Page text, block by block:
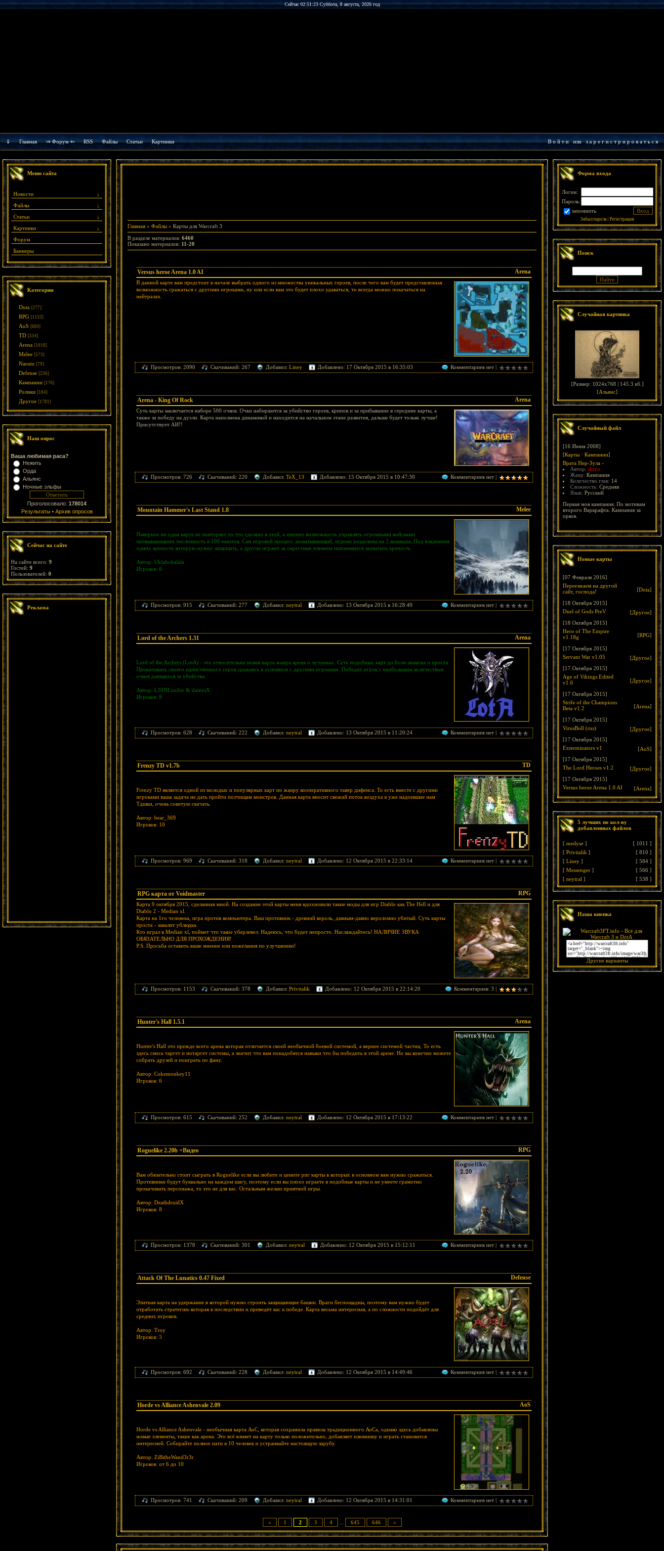
Сейчас 02:51:23 Суббота, 8 августа, 2026 год
⇓ Главная ⇒ Форум ⇐ RSS Файлы Cтатьи Картинки В о й т иилиз а р е г и с т р и р о в а т ь с я
Меню сайта
↓
Новости
↓
Файлы
↓
Статьи
↓
Картинки
Форум
Баннеры
Категории
Dota [277]
RPG [1133]
AoS [669]
TD [334]
Arena [1018]
Melee [573]
Naruto [79]
Defense [236]
Кампании [176]
Ролики [184]
Другое [1781]
Наш опрос
Ваша любимая раса?
Нежить
Орда
Альянс
Ночные эльфы
Проголосовало: 178014
Результаты• Архив опросов
Сейчас на сайте
На сайте всего: 9
Гостей: 9
Пользователей: 0
Реклама
Главная » Файлы » Карты для Warcraft 3
В разделе материалов: 6460
Показано материалов: 11-20
Arena
Versus heroe Arena 1.0 AI
В данной карте вам предстоит в начале выбрать одного из множества уникальных героев, после чего вам будет представленная
возможность сражаться с другими игроками, ну или если вам это будет плохо удаваться, то всегда можно покачаться на
нейтралах.
Просмотров: 2090 Скачиваний: 267 Добавил: Liney Добавлено: 17 Октября 2015 в 16:35:03 Комментариев нет |
Arena
Arena - King Of Rock
Суть карты заключается наборе 500 очков. Очки набираются за убийство героев, крипов и за прибывание в середине карты, а
также за победу на дуэли. Карта наполнена динамикой и находится на начальном этапе развития, дальше будет только лучше!
Присутствует АИ!!
Просмотров: 726 Скачиваний: 220 Добавил: TeX_13 Добавлено: 15 Октября 2015 в 10:47:30 Комментариев нет |
Melee
Mountain Hammer's Last Stand 1.8
Наверное ни одна карта не повторяет то что сделано в этой, а именно возможность управлять огромными войсками
превышающими численность в 100 юнитов. Сам игровой процесс захватывающий, игроки разделены на 2 команды. Под владением
одних крепость которую нужно защищать, а другие играют за окрестные племена пытающиеся захватить крепость.
Автор: Uklabokalala
Игроков: 6
Просмотров: 915 Скачиваний: 277 Добавил: neytral Добавлено: 13 Октября 2015 в 16:28:49 Комментариев нет |
Arena
Lord of the Archers 1.31
Lord of the Archers (LotA) - это относительно новая карта жанра арена о лучниках. Суть подобных карт до боли знакома и проста.
Прокачивать своего единственного героя сражаясь в основном с другими игроками. Победит игрок с наибольшим количеством
очков дающихся за убийства.
Автор: L30NLuzifer & datnesX
Игроков: 9
Просмотров: 628 Скачиваний: 222 Добавил: neytral Добавлено: 13 Октября 2015 в 11:20:24 Комментариев нет |
TD
Frenzy TD v1.7b
Frenzy TD является одной из молодых и популярных карт по жанру кооперативного тавер дифенса. То есть вместе с другими
игроками ваша задача не дать пройти полчищам монстров. Данная карта вносит свежий поток воздуха в уже надоевшие нам
Тдшки, очень советую скачать.
Автор: bear_369
Игроков: 10
Просмотров: 969 Скачиваний: 318 Добавил: neytral Добавлено: 12 Октября 2015 в 22:33:14 Комментариев нет |
RPG
RPG карта от Voidmaster
Карта 9 октября 2015, сделанная мной. На создание этой карты меня вдохновили такие моды для игр Diablo как The Hell и для
Diablo 2 - Median xl.
Карта на 1го человека, игра против компьютера. Ваш противник - древний король, давным-давно вероломно убитый. Суть карты
проста - завалит ублюдка.
Кто играл в Median xl, поймет что такое уберлевел. Надеюсь, что будет непросто. Наслаждайтесь! НАЛИЧИЕ ЗВУКА
ОБЯЗАТЕЛЬНО ДЛЯ ПРОХОЖДЕНИЯ!
P.S. Просьба оставить ваше мнение или пожелания по улучшению!
Просмотров: 1153 Скачиваний: 378 Добавил: Privitalik Добавлено: 12 Октября 2015 в 22:14:20 Комментариев: 3 |
Arena
Hunter's Hall 1.5.1
Hunter's Hall это прежде всего арена которая отличается своей необычной боевой системой, а вернее системой частиц. То есть
здесь смесь таргет и нотаргет системы, а значит что вам понадобятся навыки что бы победить в этой арене. Но вы конечно можете
собрать друзей и поиграть по фану.
Автор: Cokemonkey11
Игроков: 6
Просмотров: 615 Скачиваний: 252 Добавил: neytral Добавлено: 12 Октября 2015 в 17:13:22 Комментариев нет |
RPG
Roguelike 2.20b +Видео
Вам обязательно стоит сыграть в Roguelike если вы любите и цените рпг карты в которых в основном вам нужно сражаться.
Противники будут буквально на каждом шагу, поэтому если вы плохо играете в подобные карты и не умеете грамотно
прокачивать персонажа, то это не для вас. Остальным желаю приятной игры.
Автор: DeathdruidX
Игроков: 8
Просмотров: 1378 Скачиваний: 301 Добавил: neytral Добавлено: 12 Октября 2015 в 15:12:11 Комментариев нет |
Defense
Attack Of The Lunatics 0.47 Fixed
Элитная карта на удержание в которой нужно строить защищающие башни. Враги беспощадны, поэтому вам нужно будет
отработать стратегию которая в последствии и приведёт вас к победе. Карта весьма интересная, а по сложности подойдёт для
средних игроков.
Автор: Troy
Игроков: 5
Просмотров: 692 Скачиваний: 228 Добавил: neytral Добавлено: 12 Октября 2015 в 14:49:46 Комментариев нет |
AoS
Horde vs Alliance Ashenvale 2.09
Horde vs Alliance Ashenvale - необычная карта АоС, которая сохранила правила традиционного АоСа, однако здесь добавлены
новые элементы, такие как арена. Это всё влияет на карту только положительно, добавляет изюминку и играть становится
интересней. Собирайте полное пати в 10 человек и устраивайте настоящую зарубу.
Автор: ZiBitheWand3r3r
Игроков: от 6 до 10
Просмотров: 741 Скачиваний: 209 Добавил: neytral Добавлено: 12 Октября 2015 в 14:31:01 Комментариев нет |
« 1 2 3 4 645 646 »
Форма входа
Логин:
Пароль:
запомнить
Забыл пароль Регистрация
Поиск
Случайная картинка
[Размер: 1024x768 | 145.3 кб. ]
[Альянс]
Случайный файл
[16 Июня 2008]
[Карты · Кампании]
Врата Нер-Зула -
Автор: slovo
Жанр: Кампания
Количество глав: 14
Сложность: Средняя
Язык: Русский
Первая моя кампания. По мотивам
второго Варкрафта. Кампания за
орков.
Новые карты
[07 Февраля 2016]
Переезжаем на другой
сайт, господа!
[Dota]
[18 Октября 2015]
Duel of Gods PreV
[Другое]
[18 Октября 2015]
Hero of The Empire
v1.18g
[RPG]
[17 Октября 2015]
Servant War v1.05
[Другое]
[17 Октября 2015]
Age of Vikings Edited
v1.6
[Другое]
[17 Октября 2015]
Strife of the Champions
Beta v1.2
[Arena]
[17 Октября 2015]
VirusBoll (rus)
[Другое]
[17 Октября 2015]
Exterminators v1
[AoS]
[17 Октября 2015]
The Lord Heroes v1.2
[Другое]
[17 Октября 2015]
Versus heroe Arena 1.0 AI
[Arena]
5 лучших по кол-ву
добавленных файлов
[ medyse ] [ 1011 ]
[ Privitalik ] [ 810 ]
[ Liney ] [ 584 ]
[ Messenger ] [ 566 ]
[ neytral ] [ 538 ]
Наша кнопка
Другие варианты